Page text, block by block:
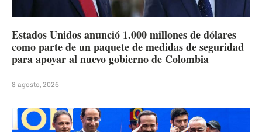
Estados Unidos anunció 1.000 millones de dólares
como parte de un paquete de medidas de seguridad
para apoyar al nuevo gobierno de Colombia
8 agosto, 2026